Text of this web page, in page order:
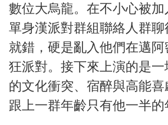
數位大烏龍。在不小心被加
單身漢派對群組聯絡人群
就錯，硬是亂入他們在邁
狂派對。接下來上演的是
的文化衝突、宿醉與高能
跟上一群年齡只有他一半的